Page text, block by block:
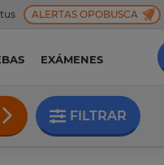
ALERTAS OPOBUSCA
EXÁMENES
FILTRAR